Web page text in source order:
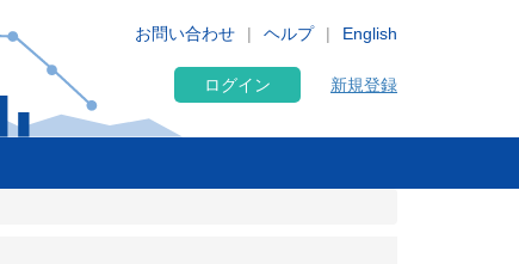
English
お問い合わせ ヘルプ
ログイン 新規登録